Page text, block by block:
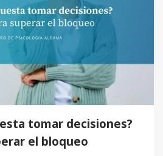
tomar decisiones?
el bloqueo